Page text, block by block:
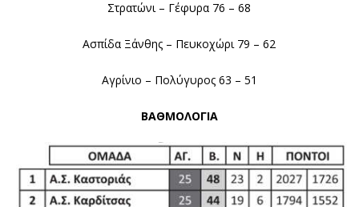
Στρατώνι – Γέφυρα 76 – 68
Ασπίδα Ξάνθης – Πευκοχώρι 79 – 62
Αγρίνιο – Πολύγυρος 63 – 51
ΒΑΘΜΟΛΟΓΙΑ